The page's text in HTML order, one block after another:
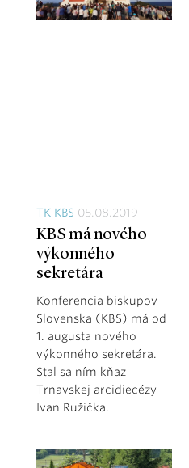
TK KBS 05.08.2019
KBS má nového
výkonného
sekretára
Konferencia biskupov
Slovenska (KBS) má od
1. augusta nového
výkonného sekretára.
Stal sa ním kňaz
Trnavskej arcidiecézy
Ivan Ružička.